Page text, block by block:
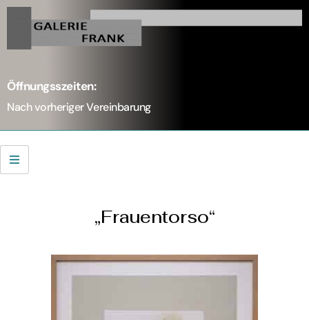
Öffnungsszeiten:
Nach vorheriger Vereinbarung
„Frauentorso“